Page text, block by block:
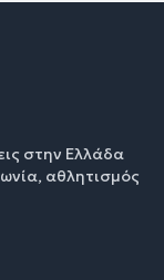
στην Ελλάδα
αθλητισμός